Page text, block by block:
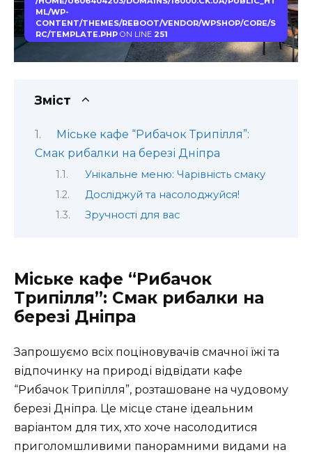
ML/WP-
CONTENT/THEMES/REBOOT/VENDOR/WPSHOP/CORE/S
RC/TEMPLATE.PHPON LINE 251
Зміст
Міське кафе “Рибачок Трипілля”:
Смак рибалки на березі Дніпра
Унікальне меню: Чарівність смаку
Досліджуй та насолоджуйся!
Зручності для вас
Міське кафе “Рибачок
Трипілля”: Смак рибалки на
березі Дніпра
Запрошуємо всіх поціновувачів смачної їжі та
відпочинку на природі відвідати кафе
“Рибачок Трипілля”, розташоване на чудовому
березі Дніпра. Це місце стане ідеальним
варіантом для тих, хто хоче насолодитися
приголомшливими панорамними видами на